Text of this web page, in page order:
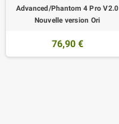
Advanced/Phantom 4 Pro V2.0
Nouvelle version Ori
76,90 €